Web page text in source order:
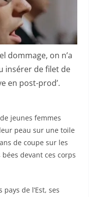
dommage, on n’a
insérer de filet de
en post-prod’.
jeunes femmes
peau sur une toile
de coupe sur les
devant ces corps
de l’Est, ses